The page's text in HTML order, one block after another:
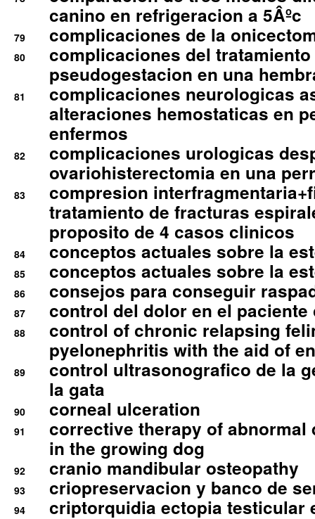
canino en refrigeracion a 5Âºc
79 complicaciones de la
80
complicaciones del
pseudogestacion en una
81
complicaciones neurologicas
alteraciones hemostaticas en
enfermos
82
complicaciones urologicas
ovariohisterectomia en una
83
compresion
tratamiento de fracturas
proposito de 4 casos clinicos
84 conceptos actuales sobre la
85 conceptos actuales sobre la
86 consejos para conseguir
87 control del dolor en el
88
control of chronic relapsing
pyelonephritis with the aid of
89
control ultrasonografico de la
la gata
90 corneal ulceration
91
corrective therapy of abnormal
in the growing dog
92 cranio mandibular osteopathy
93 criopreservacion y banco de
94
criptorquidia ectopia testicular